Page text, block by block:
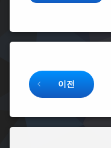
이전